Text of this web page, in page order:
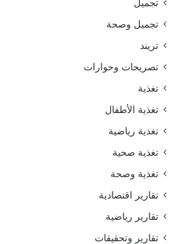
تجميل
تجميل وصحة
تريند
تصريحات وحوارات
تغذية
تغذية الأطفال
تغذية رياضية
تغذية صحية
تغذية وصحة
تقارير اقتصادية
تقارير رياضية
تقارير وتحقيقات